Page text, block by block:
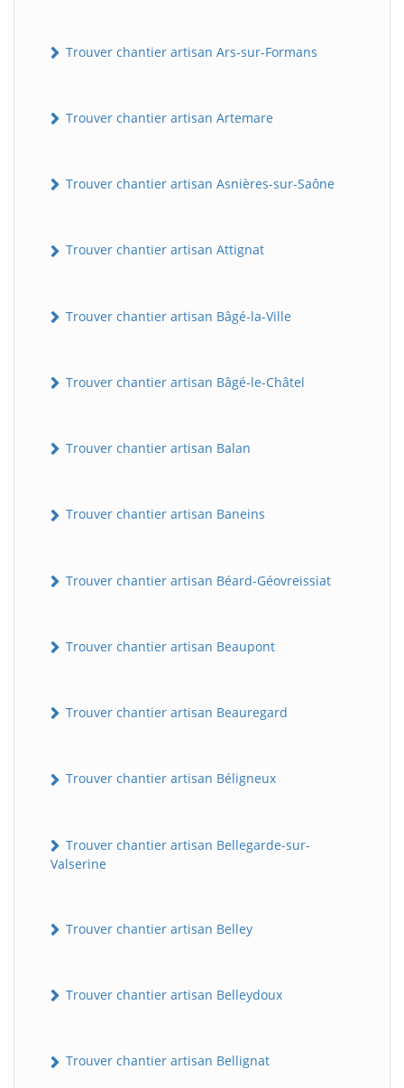
Trouver chantier artisan Ars-sur-Formans
Trouver chantier artisan Artemare
Trouver chantier artisan Asnières-sur-Saône
Trouver chantier artisan Attignat
Trouver chantier artisan Bâgé-la-Ville
Trouver chantier artisan Bâgé-le-Châtel
Trouver chantier artisan Balan
Trouver chantier artisan Baneins
Trouver chantier artisan Béard-Géovreissiat
Trouver chantier artisan Beaupont
Trouver chantier artisan Beauregard
Trouver chantier artisan Béligneux
Trouver chantier artisan Bellegarde-sur-
Valserine
Trouver chantier artisan Belley
Trouver chantier artisan Belleydoux
Trouver chantier artisan Bellignat